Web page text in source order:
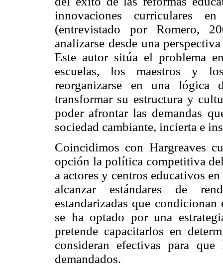
innovaciones curriculares
(entrevistado por Romero,
analizarse desde una
Este autor sitúa el problema
escuelas, los maestros y
reorganizarse en una lógica
transformar su estructura y
poder afrontar las demandas
sociedad cambiante, incierta e
Coincidimos con Hargreaves
opción la política competitiva
a actores y centros educativos
alcanzar estándares de
estandarizadas que
se ha optado por una
pretende capacitarlos en
consideran efectivas para
demandados.